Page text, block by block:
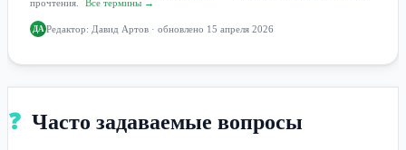
прочтения.
Все термины →
ДА Редактор: Давид Артов · обновлено 15 апреля 2026
❓ Часто задаваемые вопросы